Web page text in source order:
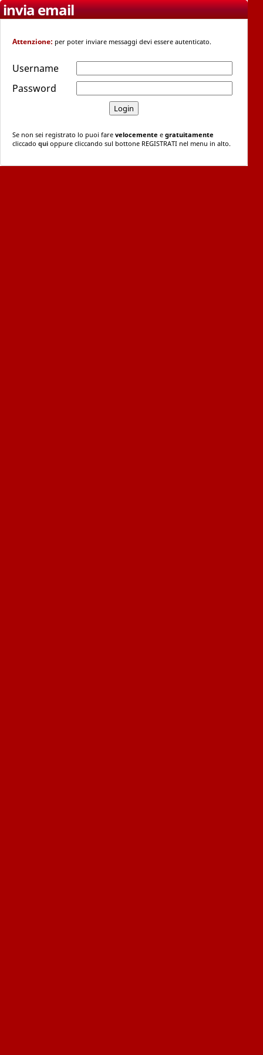
invia email
Attenzione: per poter inviare messaggi devi essere autenticato.
Username
Password
Se non sei registrato lo puoi fare velocemente e gratuitamente
cliccado qui oppure cliccando sul bottone REGISTRATI nel menu in alto.